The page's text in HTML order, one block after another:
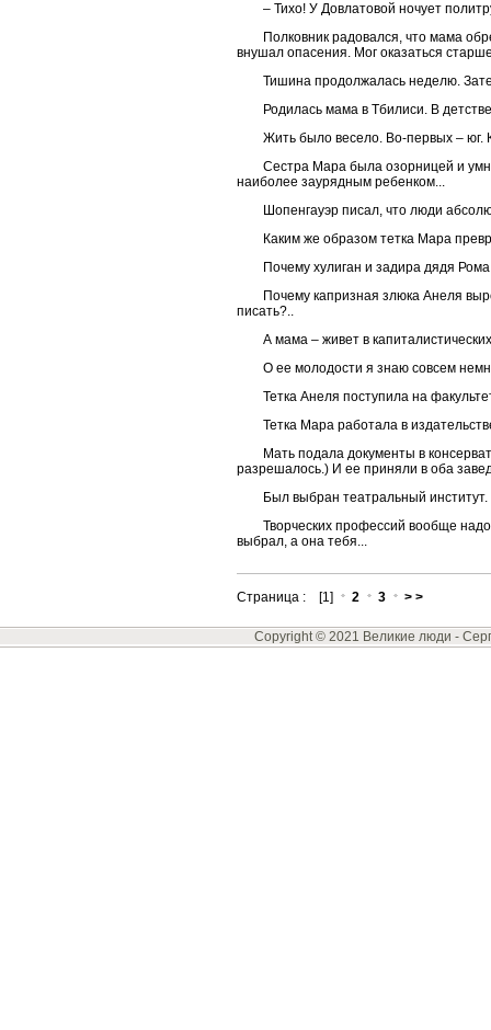
– Тихо! У Довлатовой ночует
Полковник радовался, что мама
внушал опасения. Мог оказаться
Тишина продолжалась неделю.
Родилась мама в Тбилиси. В
Жить было весело. Во-первых – юг.
Сестра Мара была озорницей и
наиболее заурядным ребенком...
Шопенгауэр писал, что люди
Каким же образом тетка Мара
Почему хулиган и задира дядя
Почему капризная злюка Анеля
писать?..
А мама – живет в
О ее молодости я знаю совсем
Тетка Анеля поступила на
Тетка Мара работала в
Мать подала документы в
разрешалось.) И ее приняли в оба
Был выбран театральный
Творческих профессий вообще
выбрал, а она тебя...
Страница : [1] 2 3 > >
Copyright © 2021 Великие люди -